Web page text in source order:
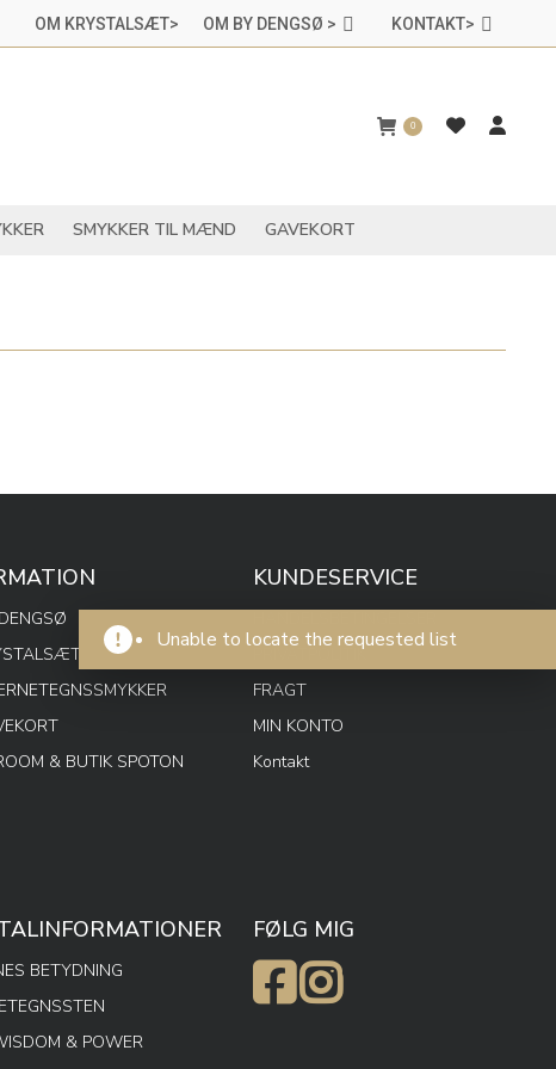
OM KRYSTALSÆT> OM BY DENGSØ > KONTAKT>
0
SMYKKER TIL MÆND GAVEKORT
Unable to locate the requested list
& BUTIK SPOTON
KUNDESERVICE
PRIVATPOLITIK
FRAGT
MIN KONTO
Kontakt
BETYDNING
& POWER
FØLG MIG